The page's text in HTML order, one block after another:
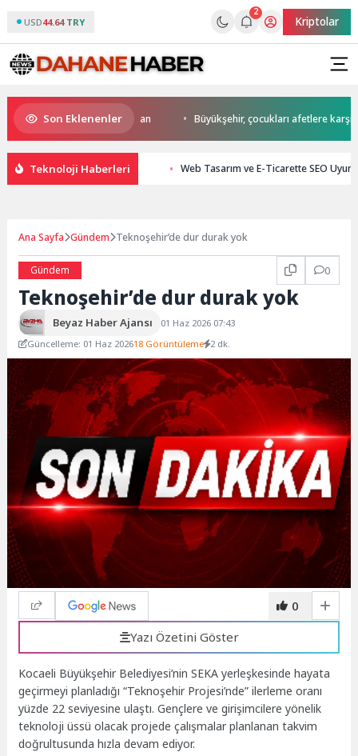
USD44.64 TRY
2
Kriptolar
Son Eklenenler
Başkan Büyükakın’dan Büyükşehir, çocukları afetlere karşı
Teknoloji Haberleri Web Tasarım ve E-Ticarette SEO
Ana Sayfa Gündem Teknoşehir’de dur durak yok
Gündem 0
Teknoşehir’de dur durak yok
Beyaz Haber Ajansı
01 Haz 2026 07:43
Güncelleme: 01 Haz 202618 Görüntüleme 2 dk.
0
Yazı Özetini Göster
Kocaeli Büyükşehir Belediyesi’nin SEKA yerleşkesinde hayata
geçirmeyi planladığı “Teknoşehir Projesi’nde” ilerleme oranı
yüzde 22 seviyesine ulaştı. Gençlere ve girişimcilere yönelik
teknoloji üssü olacak projede çalışmalar planlanan takvim
doğrultusunda hızla devam ediyor.